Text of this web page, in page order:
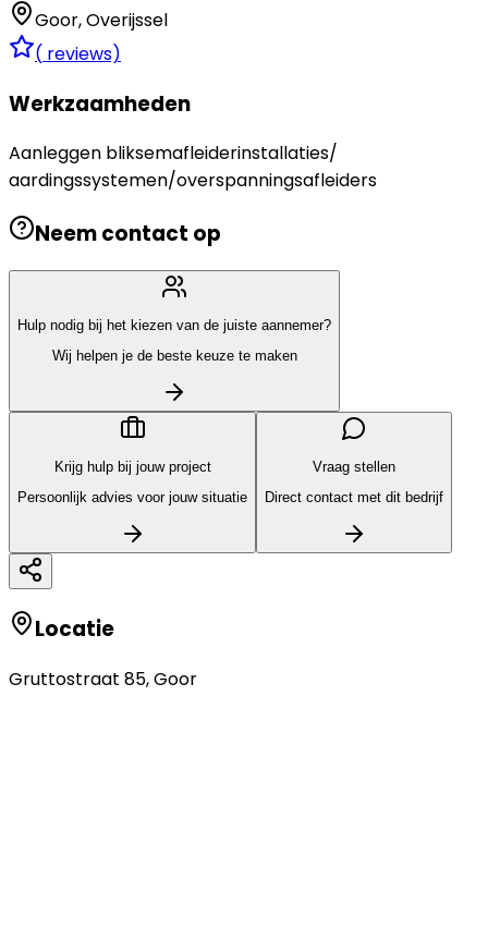
Goor,Overijssel
( reviews)
Werkzaamheden
Aanleggen bliksemafleiderinstallaties/
aardingssystemen/overspanningsafleiders
Neem contact op
Hulp nodig bij het kiezen van de juiste aannemer?
Wij helpen je de beste keuze te maken
Krijg hulp bij jouw project
Persoonlijk advies voor jouw situatie
Vraag stellen
Direct contact met dit bedrijf
Locatie
Gruttostraat 85,Goor